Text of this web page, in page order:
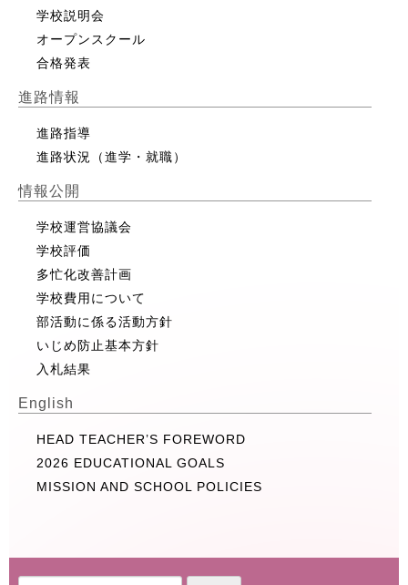
学校説明会
オープンスクール
合格発表
進路情報
進路指導
進路状況（進学・就職）
情報公開
学校運営協議会
学校評価
多忙化改善計画
学校費用について
部活動に係る活動方針
いじめ防止基本方針
入札結果
English
HEAD TEACHER’S FOREWORD
2026 EDUCATIONAL GOALS
MISSION AND SCHOOL POLICIES